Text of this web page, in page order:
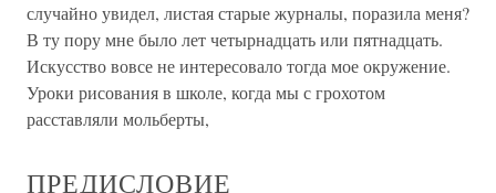
случайно увидел, листая старые журналы, поразила меня?
В ту пору мне было лет четырнадцать или пятнадцать.
Искусство вовсе не интересовало тогда мое окружение.
Уроки рисования в школе, когда мы с грохотом
расставляли мольберты,
ПРЕДИСЛОВИЕ